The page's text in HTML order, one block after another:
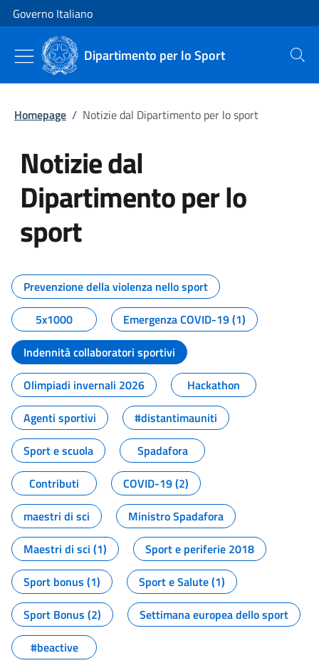
Vai al contenuto
Vai alla navigazione del sito
Governo Italiano
Dipartimento per lo Sport Cerca
Homepage / Notizie dal Dipartimento per lo sport
Notizie dal
Dipartimento per lo
sport
Tutti i contenuti della pagina
Prevenzione della violenza nello sport
5x1000
Emergenza COVID-19 (1)
Indennità collaboratori sportivi
Olimpiadi invernali 2026
Hackathon
Agenti sportivi
#distantimauniti
Sport e scuola
Spadafora
Contributi
COVID-19 (2)
maestri di sci
Ministro Spadafora
Maestri di sci (1)
Sport e periferie 2018
Sport bonus (1)
Sport e Salute (1)
Sport Bonus (2)
Settimana europea dello sport
#beactive